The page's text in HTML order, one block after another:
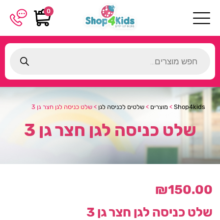
0
search
Shop4kids
> מוצרים > שלטים לכניסה לגן > שלט כניסה לגן חצר גן 3
שלט כניסה לגן חצר גן 3
₪150.00
שלט כניסה לגן חצר גן 3